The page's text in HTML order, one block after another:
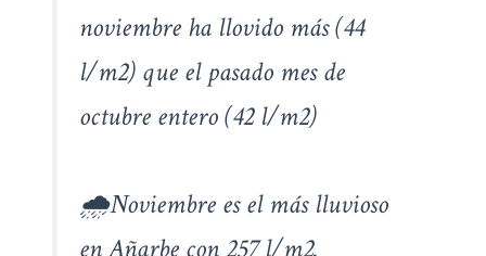
noviembre ha llovido más (44
l/m2) que el pasado mes de
octubre entero (42 l/m2)
🌧️Noviembre es el más lluvioso